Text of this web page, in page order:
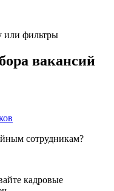
или фильтры
вакансий
сотрудникам?
кадровые